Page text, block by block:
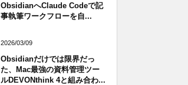
ObsidianへClaude Codeで記
事執筆ワークフローを自...
2026/03/09
Obsidianだけでは限界だっ
た、Mac最強の資料管理ツー
ルDEVONthink 4と組み合わ...